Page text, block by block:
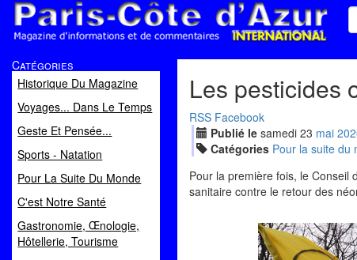
Magazine d'informations et de commentaires
Catégories
Historique Du Magazine
Voyages... Dans Le Temps
Geste Et Pensée...
Sports - Natation
Pour La Suite Du Monde
C'est Notre Santé
Gastronomie, Œnologie,
Hôtellerie, Tourisme
Les pesticides
RSS Facebook
Publié le samedi 23 mai
Catégories Pour la suite du
Pour la première fois, le Conseil
sanitaire contre le retour des